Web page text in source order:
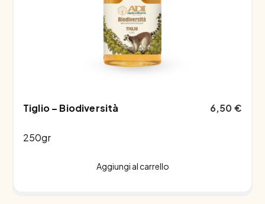
Tiglio – Biodiversità
250gr
6,50€
Aggiungi al carrello